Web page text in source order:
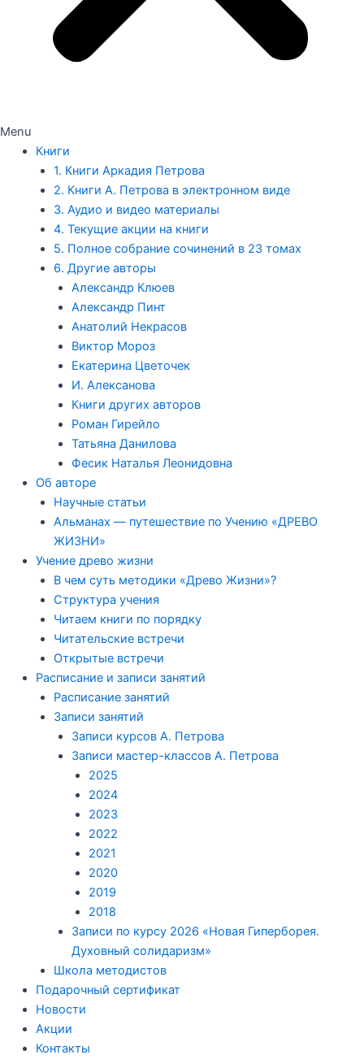
Menu
Книги
1. Книги Аркадия Петрова
2. Книги А. Петрова в электронном виде
3. Аудио и видео материалы
4. Текущие акции на книги
5. Полное собрание сочинений в 23 томах
6. Другие авторы
Александр Клюев
Александр Пинт
Анатолий Некрасов
Виктор Мороз
Екатерина Цветочек
И. Алексанова
Книги других авторов
Роман Гирейло
Татьяна Данилова
Фесик Наталья Леонидовна
Об авторе
Научные статьи
Альманах — путешествие по Учению «ДРЕВО
ЖИЗНИ»
Учение древо жизни
В чем суть методики «Древо Жизни»?
Структура учения
Читаем книги по порядку
Читательские встречи
Открытые встречи
Расписание и записи занятий
Расписание занятий
Записи занятий
Записи курсов А. Петрова
Записи мастер-классов А. Петрова
2025
2024
2023
2022
2021
2020
2019
2018
Записи по курсу 2026 «Новая Гиперборея.
Духовный солидаризм»
Школа методистов
Подарочный сертификат
Новости
Акции
Контакты